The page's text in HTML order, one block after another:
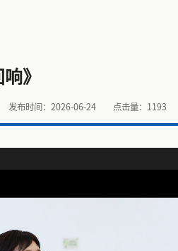
》
发布时间：2026-06-24 点击量： 1193